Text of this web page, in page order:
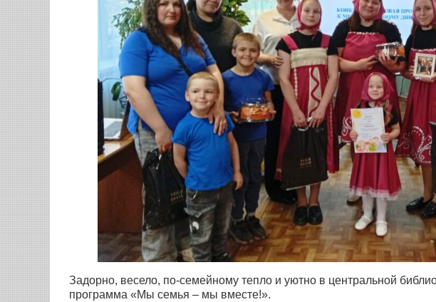
Задорно, весело, по-семейному тепло и уютно в центральной
программа «Мы семья – мы вместе!».